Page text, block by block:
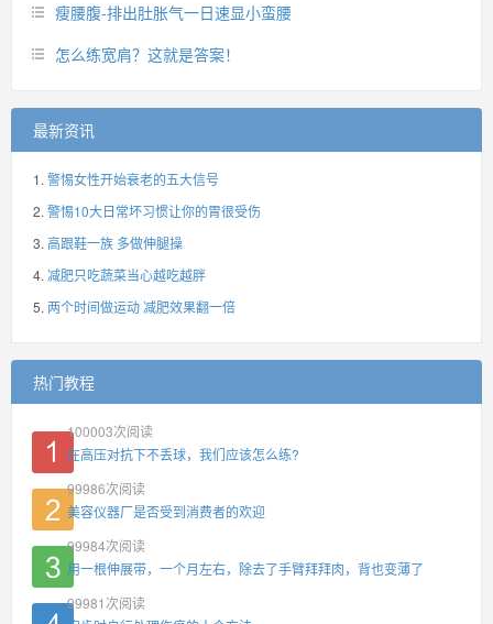
瘦腰腹-排出肚胀气一日速显小蛮腰
怎么练宽肩？这就是答案！
最新资讯
警惕女性开始衰老的五大信号
警惕10大日常坏习惯让你的胃很受伤
高跟鞋一族 多做伸腿操
减肥只吃蔬菜当心越吃越胖
两个时间做运动 减肥效果翻一倍
热门教程
100003次阅读
在高压对抗下不丢球，我们应该怎么练?
99986次阅读
美容仪器厂是否受到消费者的欢迎
99984次阅读
用一根伸展带，一个月左右，除去了手臂拜拜肉，背也变薄了
99981 次阅读